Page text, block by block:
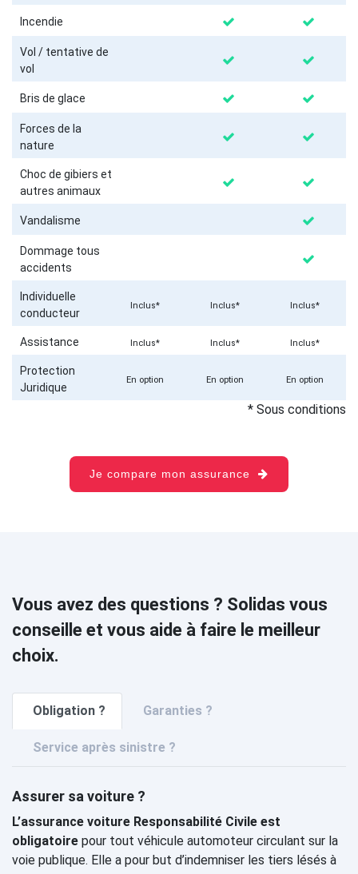
Incendie
Vol / tentative de
vol
Bris de glace
Forces de la
nature
Choc de gibiers et
autres animaux
Vandalisme
Dommage tous
accidents
Individuelle
conducteur
Inclus* Inclus* Inclus*
Assistance Inclus* Inclus* Inclus*
Protection
Juridique
En option En option En option
* Sous conditions
Je compare mon assurance
Vous avez des questions ? Solidas vous
conseille et vous aide à faire le meilleur
choix.
Obligation ? Garanties ?
Service après sinistre ?
Assurer sa voiture ?
L’assurance voiture Responsabilité Civile est
obligatoire pour tout véhicule automoteur circulant sur la
voie publique. Elle a pour but d’indemniser les tiers lésés à